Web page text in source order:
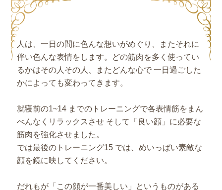
人は、一日の間に色んな想いがめぐり、またそれに
伴い色んな表情をします。どの筋肉を多く使ってい
るかはその人その人、またどんな心で 一日過ごした
かによっても変わってきます。
就寝前の1~14 までのトレーニングで各表情筋をまん
べんなくリラックスさせ そして「良い顔」に必要な
筋肉を強化させました。
では最後のトレーニング15 では、めいっぱい素敵な
顔を鏡に映してください。
だれもが「この顔が一番美しい」というものがある